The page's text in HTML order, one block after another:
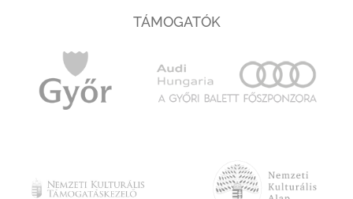
TÁMOGATÓK